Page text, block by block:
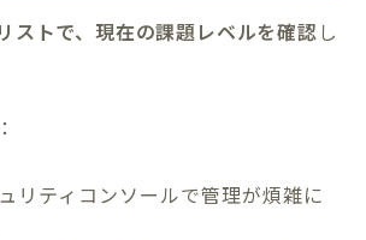
ストで、現在の課題レベルを確認 し
：
リティコンソールで管理が煩雑に